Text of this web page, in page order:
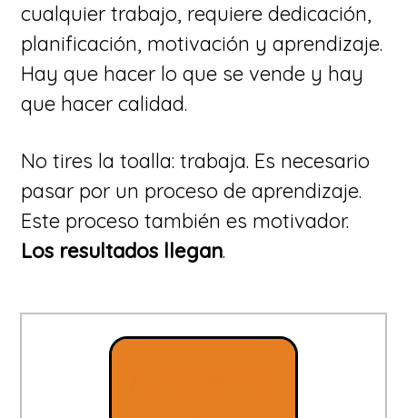
cualquier trabajo, requiere dedicación,
planificación, motivación y aprendizaje.
Hay que hacer lo que se vende y hay
que hacer calidad.
No tires la toalla: trabaja. Es necesario
pasar por un proceso de aprendizaje.
Este proceso también es motivador.
Los resultados llegan.